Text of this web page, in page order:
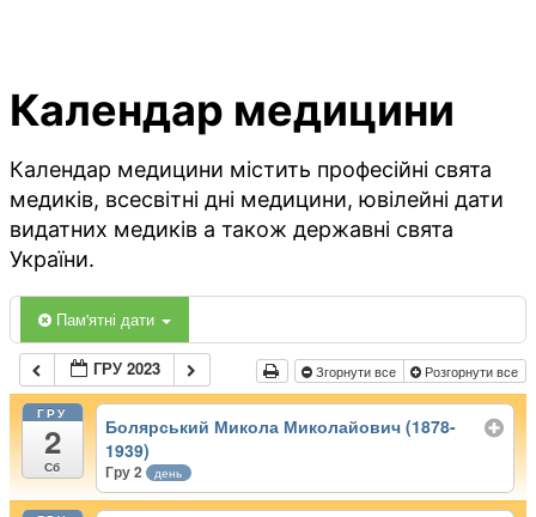
Календар медицини
Календар медицини містить професійні свята
медиків, всесвітні дні медицини, ювілейні дати
видатних медиків а також державні свята
України.
Пам'ятні дати
ГРУ 2023 Згорнути все Розгорнути все
ГРУ
2
Сб
Болярський Микола Миколайович (1878-
1939)
Гру 2 день